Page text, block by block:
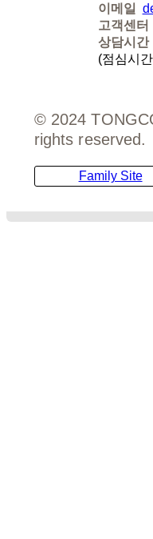
이메일
고객센터
상담시간
(점심시
© 2024
rights reserved.
Family Site